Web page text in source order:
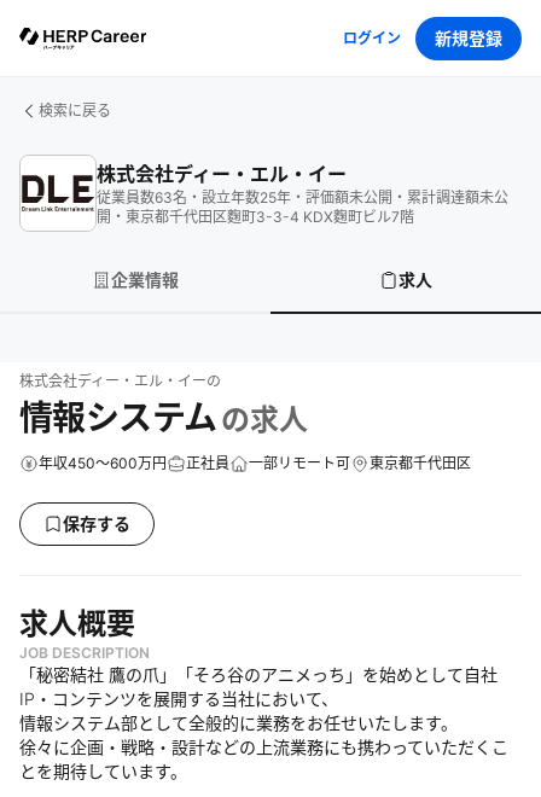
ログイン 新規登録
検索に戻る
株式会社ディー・エル・イー
従業員数63名 ・ 設立年数25年 ・ 評価額未公開 ・ 累計調達額未公
開 ・ 東京都千代田区麴町3-3-4 KDX麴町ビル7階
企業情報 求人
株式会社ディー・エル・イーの
情報システムの求人
年収450～600万円 正社員 一部リモート可 東京都千代田区
保存する
求人概要
JOB DESCRIPTION
「秘密結社 鷹の爪」「そろ谷のアニメっち」を始めとして自社
IP・コンテンツを展開する当社において、
情報システム部として全般的に業務をお任せいたします。
徐々に企画・戦略・設計などの上流業務にも携わっていただくこ
とを期待しています。